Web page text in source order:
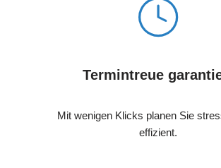
Termintreue
Mit wenigen Klicks planen Sie
effizient.